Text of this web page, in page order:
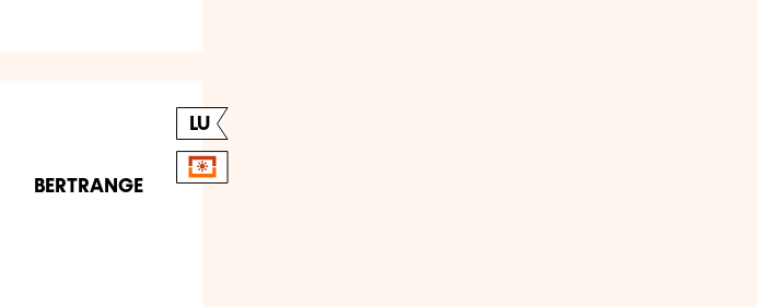
LU
BERTRANGE